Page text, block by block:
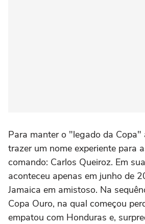
Para manter o "legado da Copa"
trazer um nome experiente para
comando: Carlos Queiroz. Em
aconteceu apenas em junho de
Jamaica em amistoso. Na
Copa Ouro, na qual começou
empatou com Honduras e,